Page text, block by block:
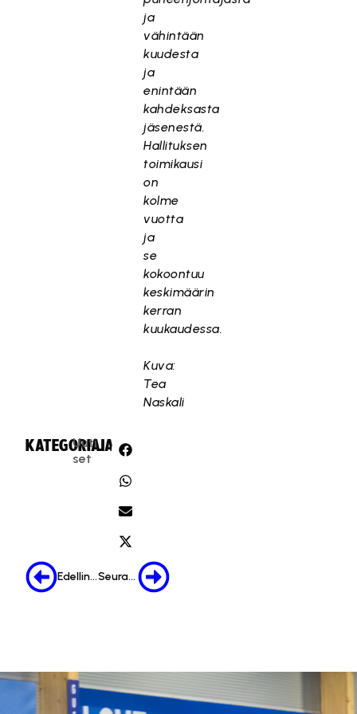
ja
vähintään
kuudesta
ja
enintään
kahdeksasta
jäsenestä.
Hallituksen
toimikausi
on
kolme
vuotta
ja
se
kokoontuu
keskimäärin
kerran
kuukaudessa.
Kuva:
Tea
Naskali
KATEGORIA:
Uuti
set
JAA:
Edellinen Seuraava